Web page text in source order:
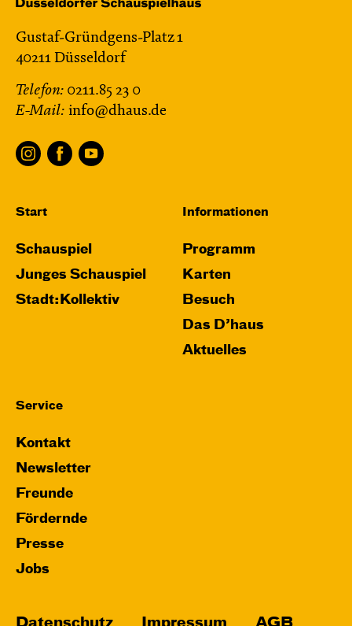
Gustaf-Gründgens-Platz 1
40211 Düsseldorf
Telefon: 0211.85 23 0
E-Mail: info@dhaus.de
Start
Schauspiel
Junges Schauspiel
Stadt:Kollektiv
Informationen
Programm
Karten
Besuch
Das D’haus
Aktuelles
Service
Kontakt
Newsletter
Freunde
Fördernde
Presse
Jobs